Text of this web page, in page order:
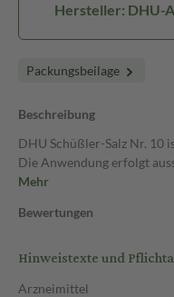
Hersteller: DHU-
Packungsbeilage
Beschreibung
DHU Schüßler-Salz Nr. 10
Die Anwendung erfolgt
Mehr
Bewertungen
Hinweistexte und
Arzneimittel